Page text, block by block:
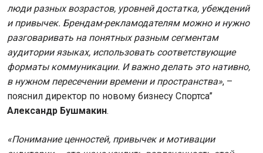
люди разных возрастов, уровней достатка, убеждений
и привычек. Брендам-рекламодателям можно и нужно
разговаривать на понятных разным сегментам
аудитории языках, использовать соответствующие
форматы коммуникации. И важно делать это нативно,
в нужном пересечении времени и пространства», –
пояснил директор по новому бизнесу Спортса’’
Александр Бушмакин.
«Понимание ценностей, привычек и мотивации